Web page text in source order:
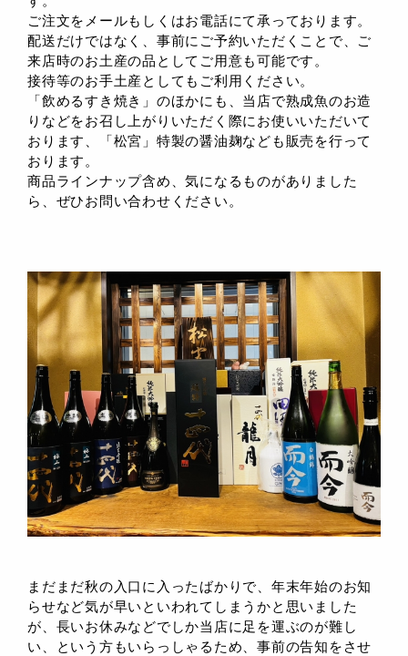
ご注文をメールもしくはお電話にて承っております。
配送だけではなく、事前にご予約いただくことで、ご
来店時のお土産の品としてご用意も可能です。
接待等のお手土産としてもご利用ください。
「飲めるすき焼き」のほかにも、当店で熟成魚のお造
りなどをお召し上がりいただく際にお使いいただいて
おります、「松宮」特製の醤油麹なども販売を行って
おります。
商品ラインナップ含め、気になるものがありました
ら、ぜひお問い合わせください。
まだまだ秋の入口に入ったばかりで、年末年始のお知
らせなど気が早いといわれてしまうかと思いました
が、長いお休みなどでしか当店に足を運ぶのが難し
い、という方もいらっしゃるため、事前の告知をさせ